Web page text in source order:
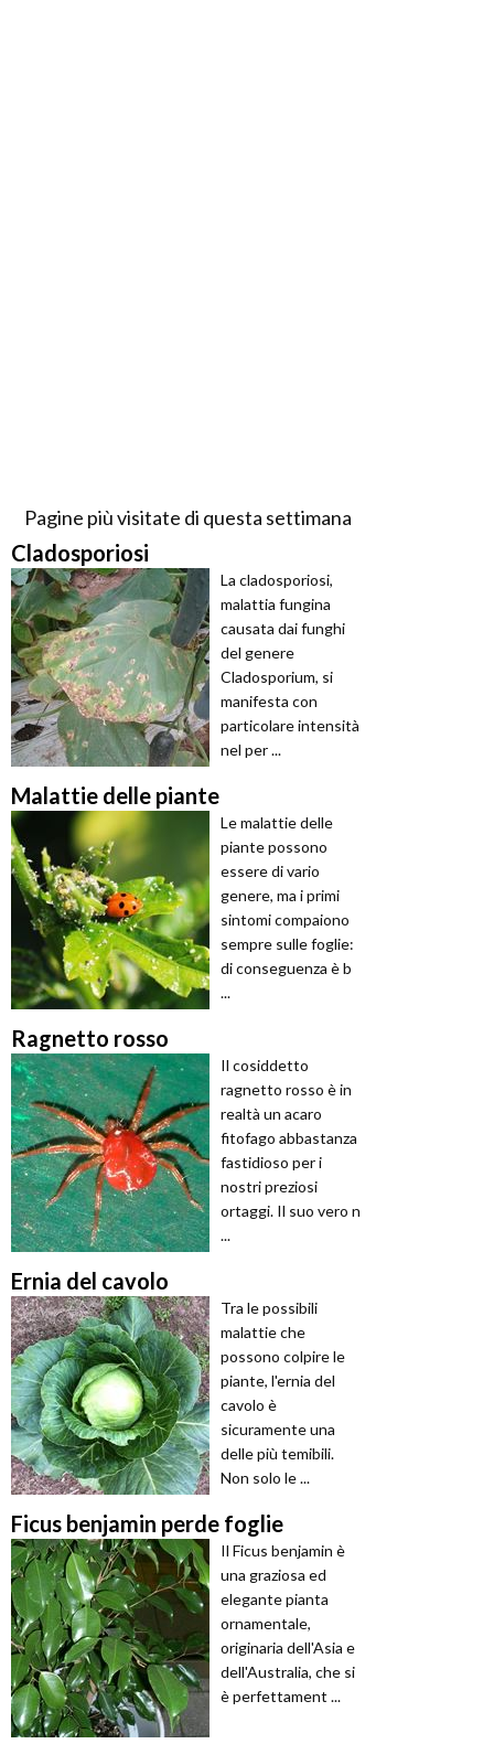
Pagine più visitate di questa settimana
Cladosporiosi
La cladosporiosi,
malattia fungina
causata dai funghi
del genere
Cladosporium, si
manifesta con
particolare intensità
nel per ...
Malattie delle piante
Le malattie delle
piante possono
essere di vario
genere, ma i primi
sintomi compaiono
sempre sulle foglie:
di conseguenza è b
...
Ragnetto rosso
Il cosiddetto
ragnetto rosso è in
realtà un acaro
fitofago abbastanza
fastidioso per i
nostri preziosi
ortaggi. Il suo vero n
...
Ernia del cavolo
Tra le possibili
malattie che
possono colpire le
piante, l'ernia del
cavolo è
sicuramente una
delle più temibili.
Non solo le ...
Ficus benjamin perde foglie
Il Ficus benjamin è
una graziosa ed
elegante pianta
ornamentale,
originaria dell'Asia e
dell'Australia, che si
è perfettament ...